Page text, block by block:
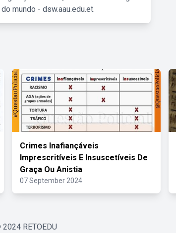
mundo - dsw.aau.edu.et.
Crimes Inafiançáveis
Imprescritíveis E Insuscetíveis De
Graça Ou Anistia
07 September 2024
2024 RETOEDU